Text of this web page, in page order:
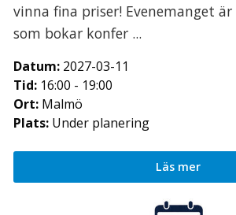
vinna fina priser! Evenemanget
som bokar konfer ...
Datum: 2027-03-11
Tid: 16:00 - 19:00
Ort: Malmö
Plats: Under planering
Läs mer